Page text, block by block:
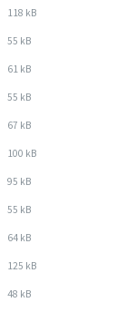
118 kB
55 kB
61 kB
55 kB
67 kB
100 kB
95 kB
55 kB
64 kB
125 kB
48 kB